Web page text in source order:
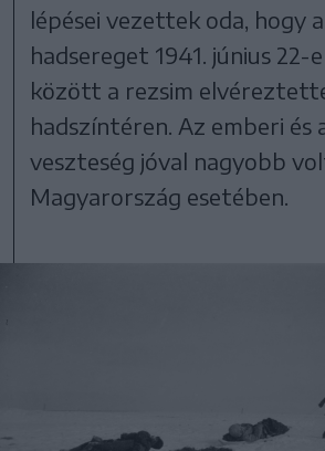
lépései vezettek oda, hogy
hadsereget 1941. június 22-
között a rezsim
hadszíntéren. Az emberi és
veszteség jóval nagyobb
Magyarország esetében.